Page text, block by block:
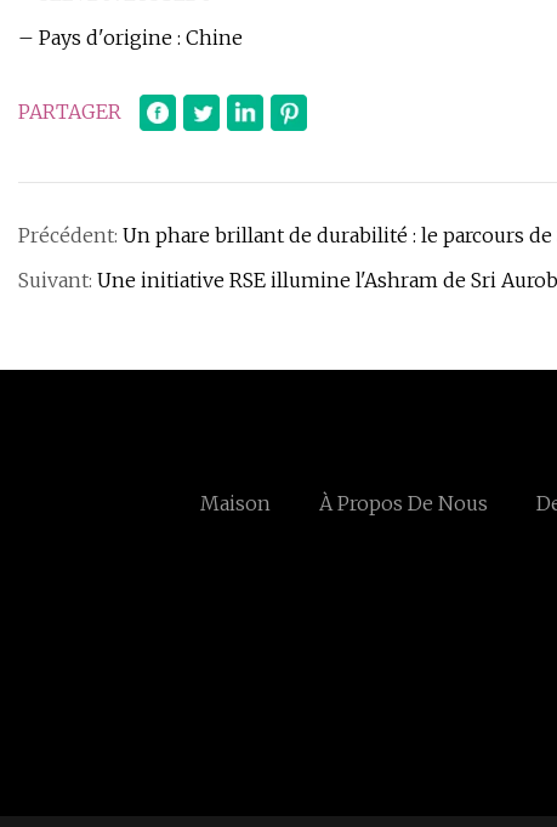
– Pays d'origine : Chine
PARTAGER
Précédent: Un phare brillant de durabilité : le parcours
Suivant: Une initiative RSE illumine l'Ashram de Sri
Maison À Propos De Nous